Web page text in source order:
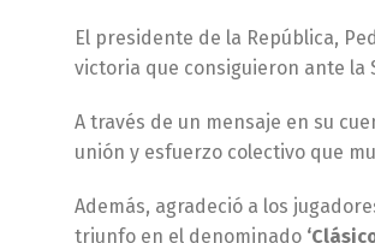
El presidente de la República,
victoria que consiguieron ante la
A través de un mensaje en su
unión y esfuerzo colectivo que
Además, agradeció a los
triunfo en el denominado